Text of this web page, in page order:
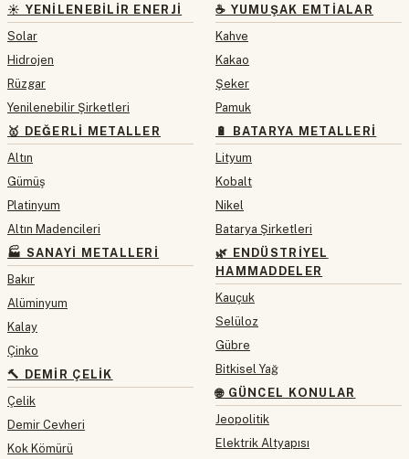
☀️ YENILENEBILIR ENERJI
Solar
Hidrojen
Rüzgar
Yenilenebilir Şirketleri
🥇 DEĞERLI METALLER
Altın
Gümüş
Platinyum
Altın Madencileri
🏭 SANAYI METALLERI
Bakır
Alüminyum
Kalay
Çinko
🔨 DEMIR ÇELIK
Çelik
Demir Cevheri
Kok Kömürü
☕ YUMUŞAK EMTIALAR
Kahve
Kakao
Şeker
Pamuk
🔋 BATARYA METALLERI
Lityum
Kobalt
Nikel
Batarya Şirketleri
🌿 ENDÜSTRIYEL
HAMMADDELER
Kauçuk
Selüloz
Gübre
Bitkisel Yağ
🌐 GÜNCEL KONULAR
Jeopolitik
Elektrik Altyapısı